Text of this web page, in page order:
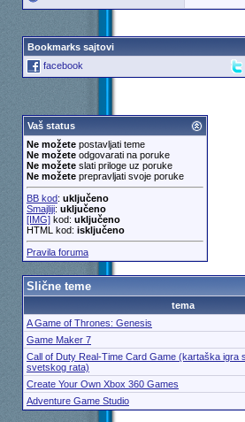
Bookmarks sajtovi
facebook
Vaš status
Ne možetepostavljati teme
Ne možeteodgovarati na poruke
Ne možeteslati priloge uz poruke
Ne možeteprepravljati svoje poruke
BB kod: uključeno
Smajliji: uključeno
[IMG]kod: uključeno
HTML kod: isključeno
Pravila foruma
Slične teme
tema
A Game of Thrones: Genesis
Game Maker 7
Call of Duty Real-Time Card Game (kartaška igra
svetskog rata)
Create Your Own Xbox 360 Games
Adventure Game Studio